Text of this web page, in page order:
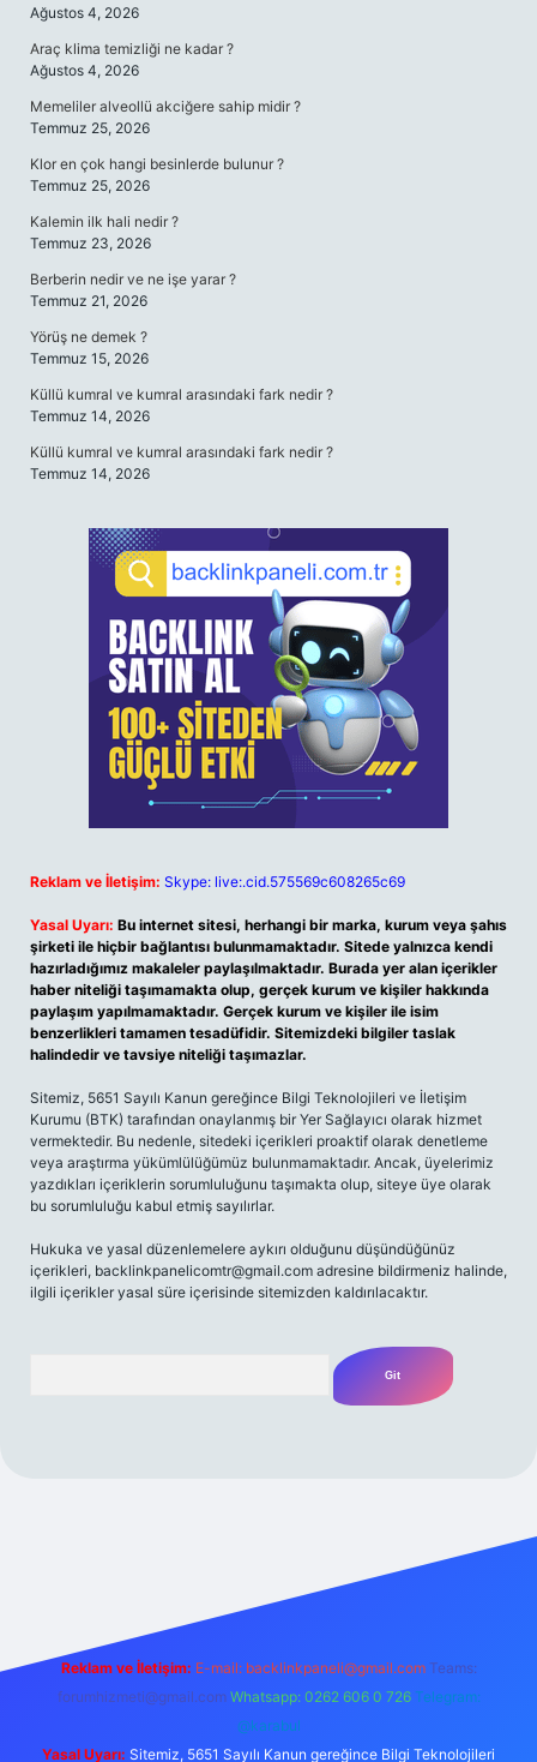
Ağustos 4, 2026
Araç klima temizliği ne kadar ?
Ağustos 4, 2026
Memeliler alveollü akciğere sahip midir ?
Temmuz 25, 2026
Klor en çok hangi besinlerde bulunur ?
Temmuz 25, 2026
Kalemin ilk hali nedir ?
Temmuz 23, 2026
Berberin nedir ve ne işe yarar ?
Temmuz 21, 2026
Yörüş ne demek ?
Temmuz 15, 2026
Küllü kumral ve kumral arasındaki fark nedir ?
Temmuz 14, 2026
Küllü kumral ve kumral arasındaki fark nedir ?
Temmuz 14, 2026
Reklam ve İletişim: Skype: live:.cid.575569c608265c69
Yasal Uyarı: Bu internet sitesi, herhangi bir marka, kurum veya şahıs
şirketi ile hiçbir bağlantısı bulunmamaktadır. Sitede yalnızca kendi
hazırladığımız makaleler paylaşılmaktadır. Burada yer alan içerikler
haber niteliği taşımamakta olup, gerçek kurum ve kişiler hakkında
paylaşım yapılmamaktadır. Gerçek kurum ve kişiler ile isim
benzerlikleri tamamen tesadüfidir. Sitemizdeki bilgiler taslak
halindedir ve tavsiye niteliği taşımazlar.
Sitemiz, 5651 Sayılı Kanun gereğince Bilgi Teknolojileri ve İletişim
Kurumu (BTK) tarafından onaylanmış bir Yer Sağlayıcı olarak hizmet
vermektedir. Bu nedenle, sitedeki içerikleri proaktif olarak denetleme
veya araştırma yükümlülüğümüz bulunmamaktadır. Ancak, üyelerimiz
yazdıkları içeriklerin sorumluluğunu taşımakta olup, siteye üye olarak
bu sorumluluğu kabul etmiş sayılırlar.
Hukuka ve yasal düzenlemelere aykırı olduğunu düşündüğünüz
içerikleri, backlinkpanelicomtr@gmail.com adresine bildirmeniz halinde,
ilgili içerikler yasal süre içerisinde sitemizden kaldırılacaktır.
m elexbet
Reklam ve İletişim: E-mail: backlinkpaneli@gmail.com Teams:
forumhizmeti@gmail.com Whatsapp: 0262 606 0 726 Telegram:
@karabul
Yasal Uyarı: Sitemiz, 5651 Sayılı Kanun gereğince Bilgi Teknolojileri